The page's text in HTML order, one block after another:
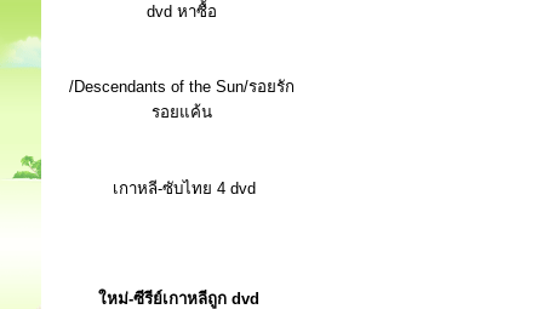
dvd หาซื้อ
/Descendants of the Sun/รอยรัก
รอยแค้น
เกาหลี-ซับไทย 4 dvd
ใหม่-ซีรีย์เกาหลีถูก dvd